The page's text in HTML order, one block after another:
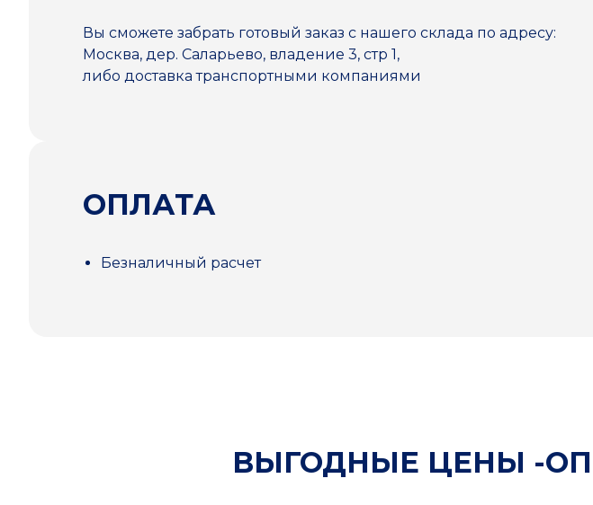
Вы сможете забрать готовый заказ с нашего склада по адресу:
Москва, дер. Саларьево, владение 3, стр 1,
либо доставка транспортными компаниями
ОПЛАТА
Безналичный расчет
ВЫГОДНЫЕ ЦЕНЫ -